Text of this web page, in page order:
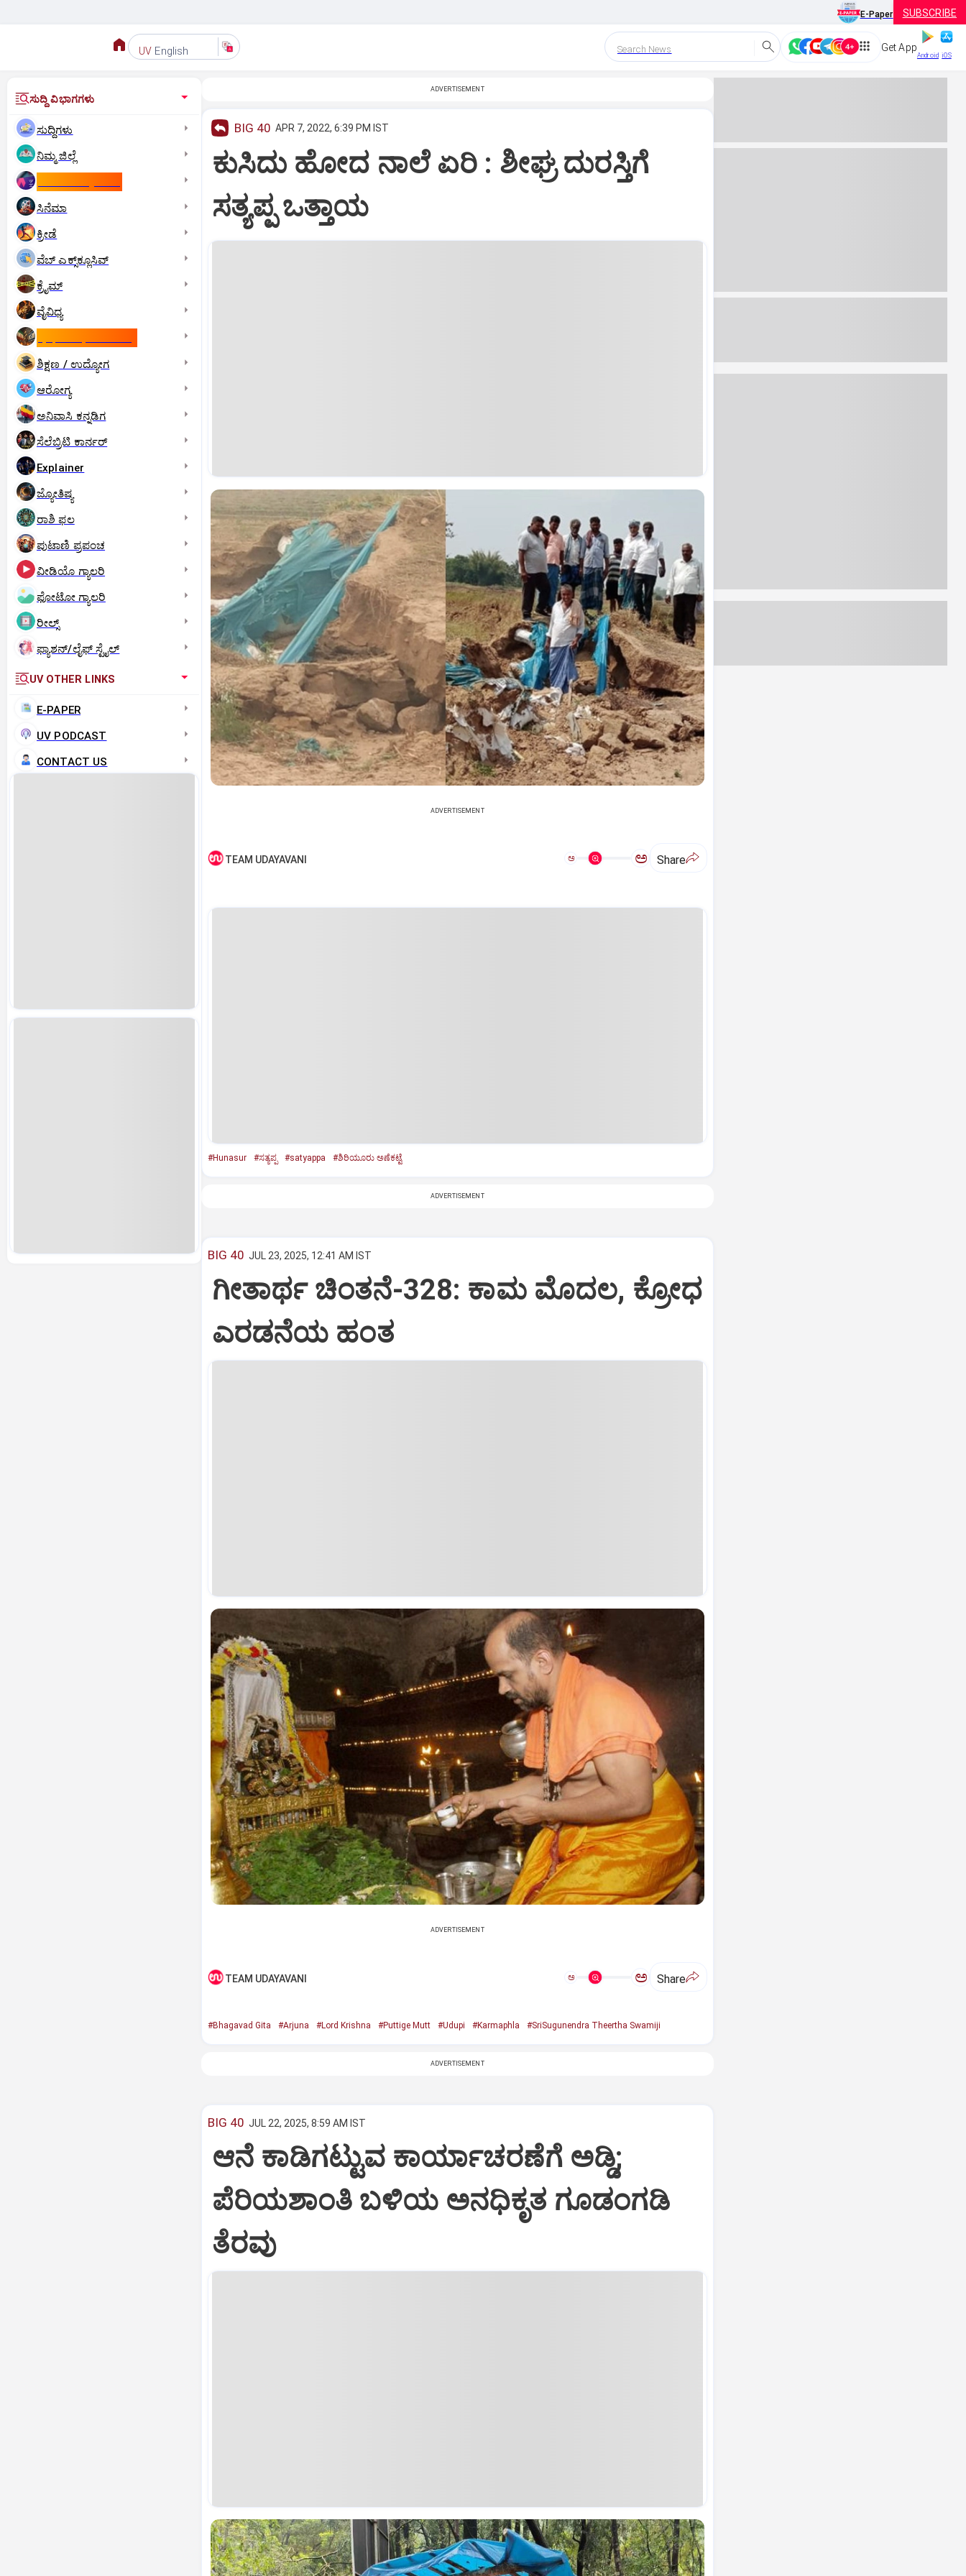
E-Paper SUBSCRIBE
UV English Search News Get App
Android iOS
ಸುದ್ದಿ ವಿಭಾಗಗಳು
ಸುದ್ದಿಗಳು
ನಿಮ್ಮ ಜಿಲ್ಲೆ
ಸಿನೆಮಾ
ಕ್ರೀಡೆ
ವೆಬ್ ಎಕ್ಸ್‌ಕ್ಲೂಸಿವ್
ಕ್ರೈಮ್
ವೈವಿಧ್ಯ
ಶಿಕ್ಷಣ / ಉದ್ಯೋಗ
ಆರೋಗ್ಯ
ಅನಿವಾಸಿ ಕನ್ನಡಿಗ
ಸೆಲೆಬ್ರಿಟಿ ಕಾರ್ನರ್‌
Explainer
ಜ್ಯೋತಿಷ್ಯ
ರಾಶಿ ಫಲ
ಪುಟಾಣಿ ಪ್ರಪಂಚ
ವೀಡಿಯೊ ಗ್ಯಾಲರಿ
ಫೋಟೋ ಗ್ಯಾಲರಿ
ರೀಲ್ಸ್
ಫ್ಯಾಶನ್/ಲೈಫ್‌ ಸ್ಟೈಲ್
UV OTHER LINKS
E-PAPER
UV PODCAST
CONTACT US
ADVERTISEMENT
BIG 40 APR 7, 2022, 6:39 PM IST
ಕುಸಿದು ಹೋದ ನಾಲೆ ಏರಿ : ಶೀಘ್ರ ದುರಸ್ತಿಗೆ
ಸತ್ಯಪ್ಪ ಒತ್ತಾಯ
ADVERTISEMENT
TEAM UDAYAVANI ಅ ಅ Share
#Hunasur #ಸತ್ಯಪ್ಪ #satyappa #ಶಿರಿಯೂರು ಅಣೆಕಟ್ಟೆ
ADVERTISEMENT
BIG 40 JUL 23, 2025, 12:41 AM IST
ಗೀತಾರ್ಥ ಚಿಂತನೆ-328: ಕಾಮ ಮೊದಲ, ಕ್ರೋಧ
ಎರಡನೆಯ ಹಂತ
ADVERTISEMENT
TEAM UDAYAVANI ಅ ಅ Share
#Bhagavad Gita #Arjuna #Lord Krishna #Puttige Mutt #Udupi #Karmaphla #SriSugunendra Theertha Swamiji
ADVERTISEMENT
BIG 40 JUL 22, 2025, 8:59 AM IST
ಆನೆ ಕಾಡಿಗಟ್ಟುವ ಕಾರ್ಯಾಚರಣೆಗೆ ಅಡ್ಡಿ;
ಪೆರಿಯಶಾಂತಿ ಬಳಿಯ ಅನಧಿಕೃತ ಗೂಡಂಗಡಿ
ತೆರವು